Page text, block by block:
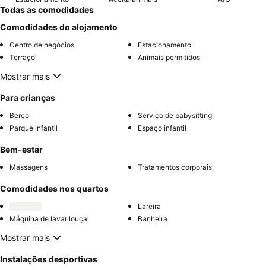
Todas as comodidades
Comodidades do alojamento
Centro de negócios
Estacionamento
Terraço
Animais permitidos
Mostrar mais
Para crianças
Berço
Serviço de babysitting
Parque infantil
Espaço infantil
Bem-estar
Massagens Tratamentos corporais
Comodidades nos quartos
Lareira
Máquina de lavar louça
Banheira
Mostrar mais
Instalações desportivas